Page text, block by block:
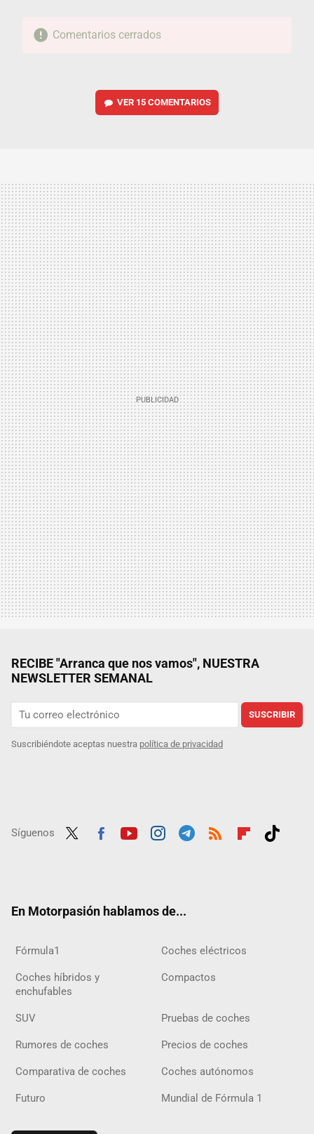
Comentarios cerrados
VER 15 COMENTARIOS
RECIBE "Arranca que nos vamos", NUESTRA
NEWSLETTER SEMANAL
SUSCRIBIR
Suscribiéndote aceptas nuestra política de privacidad
Síguenos
En Motorpasión hablamos de...
Fórmula1 Coches eléctricos
Coches híbridos y
enchufables
Compactos
SUV Pruebas de coches
Rumores de coches Precios de coches
Comparativa de coches Coches autónomos
Futuro Mundial de Fórmula 1